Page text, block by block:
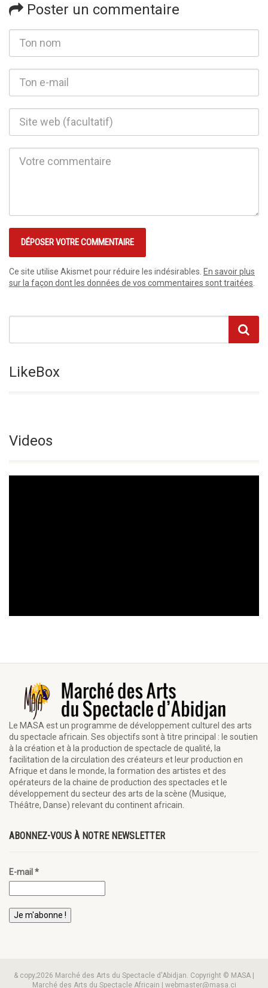
Poster un commentaire
Ce site utilise Akismet pour réduire les indésirables. En savoir plus
sur la façon dont les données de vos commentaires sont traitées
LikeBox
Videos
Le MASA est un programme de développement culturel des arts
du spectacle africain. Ses objectifs sont à titre principal : le soutien
à la création et à la production de spectacle de qualité, la
facilitation de la circulation des créateurs et leur production en
Afrique et dans le monde, la formation des artistes et des
opérateurs de la chaine de production des spectacles et le
développement du secteur des arts de la scène (Musique,
Théâtre, Danse) relevant du continent africain.
ABONNEZ-VOUS À NOTRE NEWSLETTER
E-mail *
& copy;2026 Marché des Arts du Spectacle d'Abidjan. Copyright © MASA |
Marché des Arts du Spectacle Africain | webmaster@masa.ci